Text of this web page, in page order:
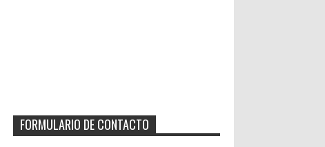
FORMULARIO DE CONTACTO